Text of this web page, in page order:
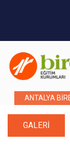
ANTALYA
GALERI